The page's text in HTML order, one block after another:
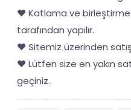
❤️ Katlama ve
tarafından yapılır.
❤️ Sitemiz üzerinden
❤️ Lütfen size en yakın
geçiniz.